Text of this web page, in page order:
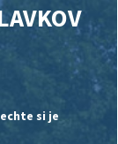
si je